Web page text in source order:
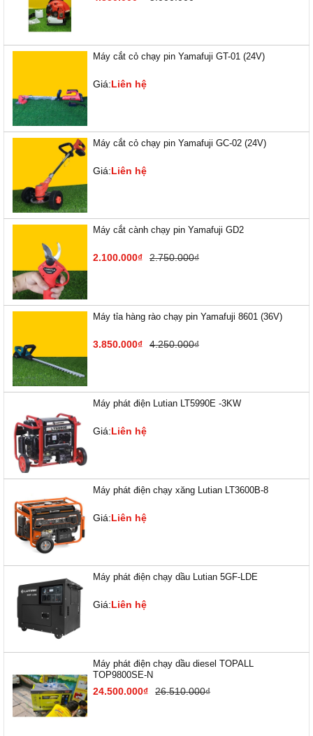
Máy cắt cỏ chạy pin Yamafuji GT-01 (24V)
Giá:Liên hệ
Máy cắt cỏ chạy pin Yamafuji GC-02 (24V)
Giá:Liên hệ
Máy cắt cành chạy pin Yamafuji GD2
2.100.000₫ 2.750.000₫
Máy tỉa hàng rào chạy pin Yamafuji 8601 (36V)
3.850.000₫ 4.250.000₫
Máy phát điện Lutian LT5990E -3KW
Giá:Liên hệ
Máy phát điện chạy xăng Lutian LT3600B-8
Giá:Liên hệ
Máy phát điện chạy dầu Lutian 5GF-LDE
Giá:Liên hệ
Máy phát điện chạy dầu diesel TOPALL
TOP9800SE-N
24.500.000₫ 26.510.000₫